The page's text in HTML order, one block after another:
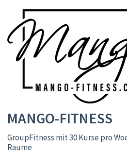
MANGO-FITNESS
GroupFitness mit 30 Kurse pro
Räume